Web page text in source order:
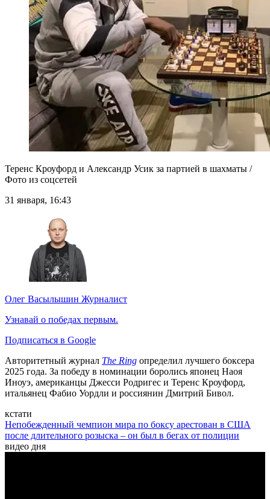
Теренс Кроуфорд и Александр Усик за партией в шахматы /
Фото из соцсетей
31 января, 16:43
Олег Васылышин Журналист
Узнавай о победах первым.
Подписаться в Google
Авторитетный журнал The Ring определил лучшего боксера
2025 года. За победу в номинации боролись японец Наоя
Иноуэ, американцы Джесси Родригес и Теренс Кроуфорд,
итальянец Фабио Уордли и россиянин Дмитрий Бивол.
кстати
Непобежденный чемпион мира по боксу арестован в США
после длительного розыска – он был в бегах от полиции
видео дня